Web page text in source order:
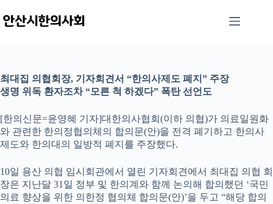
문
으
뛰
기
최대집 의협회장, 기자회견서 “한의사제도 폐지” 주장
생명 위독 환자조차 “모른 척 하겠다” 폭탄 선언도
[한의신문=윤영혜 기자]대한의사협회(이하 의협)가 의료일원화
와 관련한 한의정협의체의 합의문(안)을 전격 폐기하고 한의사
제도와 한의대의 일방적 폐지를 주장했다.
10일 용산 의협 임시회관에서 열린 기자회견에서 최대집 의협 회
장은 지난달 31일 정부 및 한의계와 함께 논의해 합의했던 ‘국민
의료 향상을 위한 의한정 협의체 합의문(안)’을 두고 “해당 합의